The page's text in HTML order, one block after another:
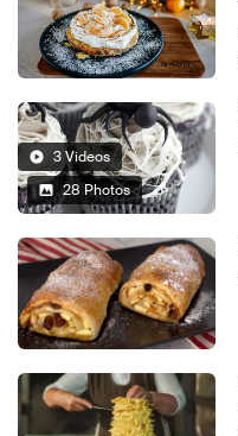
3 Videos
28 Photos